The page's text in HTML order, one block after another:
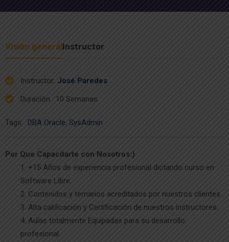
Visión generalInstructor
Instructor: José Paredes
Duración : 10 Semanas
Tags: DBA Oracle, SysAdmin
Por Que Capacitarte con Nosotros:)
+15 Años de experiencia profesional dictando curso en
Software Libre.
Contenidos y temarios acreditados por nuestros clientes.
Alta calificación y Certificación de nuestros instructores.
Aulas totalmente Equipadas para su desarrollo
profesional.